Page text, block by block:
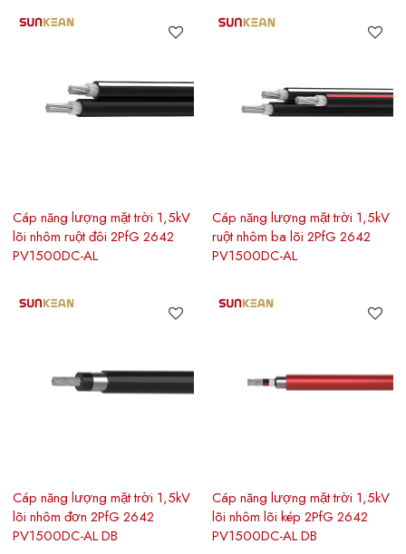
Cáp năng lượng mặt trời 1,5kV
lõi nhôm ruột đôi 2PfG 2642
PV1500DC-AL
Cáp năng lượng mặt trời 1,5kV
ruột nhôm ba lõi 2PfG 2642
PV1500DC-AL
Cáp năng lượng mặt trời 1,5kV
lõi nhôm đơn 2PfG 2642
PV1500DC-AL DB
Cáp năng lượng mặt trời 1,5kV
lõi nhôm lõi kép 2PfG 2642
PV1500DC-AL DB